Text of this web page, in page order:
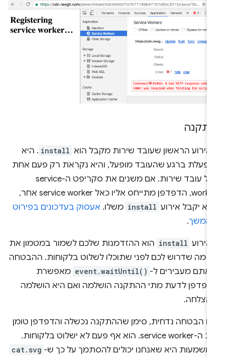
הראשון שעובד שירות מקבל הוא install . היא
ברגע שהעובד מופעל, והיא נקראת רק פעם אחת
לכל עובד שירות. אם משנים את סקריפט ה-service
worker, הדפדפן מתייחס אליו כאל service worker אחר,
יקבל אירוע install משלו.אעסוק בעדכונים בפירוט
.
install הוא ההזדמנות שלכם לשמור במטמון את
מה שדרוש לכם לפני שתוכלו לשלוט בלקוחות. ההבטחה
מעבירים ל- event.waitUntil() מאפשרת
לדעת מתי ההתקנה הושלמה ואם היא הושלמה
הבטחה נדחית, סימן שההתקנה נכשלה והדפדפן טומן
את ה-service worker. הוא אף פעם לא ישלוט בלקוחות.
היא שאנחנו יכולים להסתמך על כך ש- cat.svg